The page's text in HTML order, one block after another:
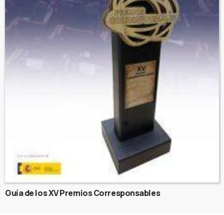
Guía de los XV Premios Corresponsables